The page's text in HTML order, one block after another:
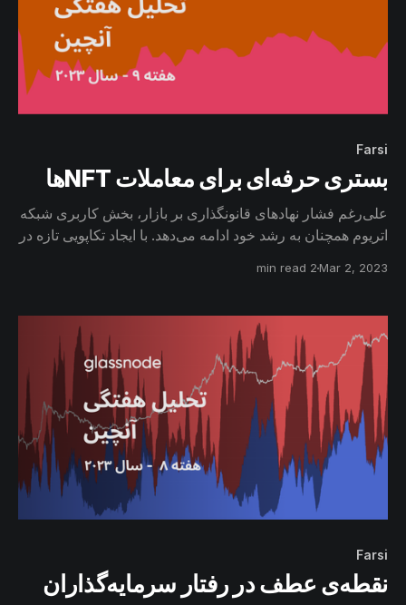
Farsi
بستری حرفه‌ای برای معاملات NFTها
علی‌رغم فشار نهادهای قانونگذاری بر بازار، بخش کاربری شبکه
اتریوم همچنان به رشد خود ادامه می‌دهد. با ایجاد تکاپویی تازه در
نقدینگی برای کسب هر چه بیشتر سهم معاملاتی بازار، با
Mar 2, 2023
2 min read
Farsi
نقطه‌ی عطف در رفتار سرمایه‌گذاران